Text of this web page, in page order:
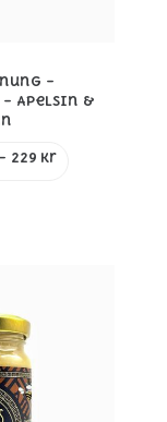
–
Apelsin &
– 229 krPrisintervall: